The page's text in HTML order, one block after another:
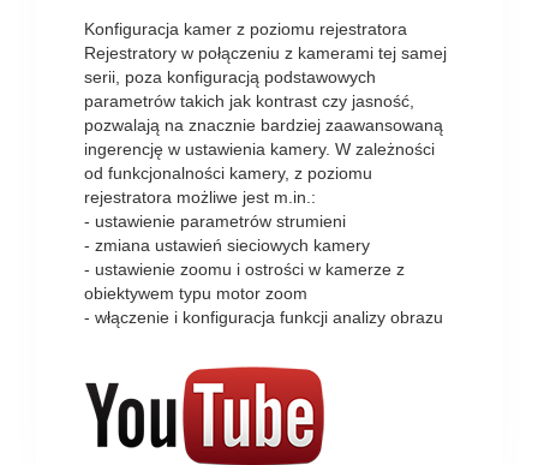
Konfiguracja kamer z poziomu rejestratora
Rejestratory w połączeniu z kamerami tej samej
serii, poza konfiguracją podstawowych
parametrów takich jak kontrast czy jasność,
pozwalają na znacznie bardziej zaawansowaną
ingerencję w ustawienia kamery. W zależności
od funkcjonalności kamery, z poziomu
rejestratora możliwe jest m.in.:
- ustawienie parametrów strumieni
- zmiana ustawień sieciowych kamery
- ustawienie zoomu i ostrości w kamerze z
obiektywem typu motor zoom
- włączenie i konfiguracja funkcji analizy obrazu